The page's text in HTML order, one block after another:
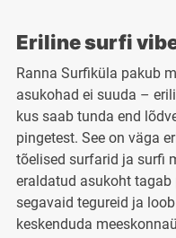
Eriline surfi
Ranna Surfiküla pakub
asukohad ei suuda –
kus saab tunda end
pingetest. See on väga
tõelised surfarid ja surfi
eraldatud asukoht
segavaid tegureid ja
keskenduda